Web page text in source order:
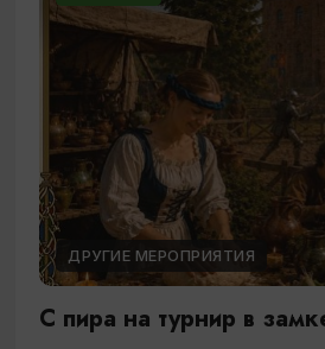
ДРУГИЕ МЕРОПРИЯТИЯ
С пира на турнир в